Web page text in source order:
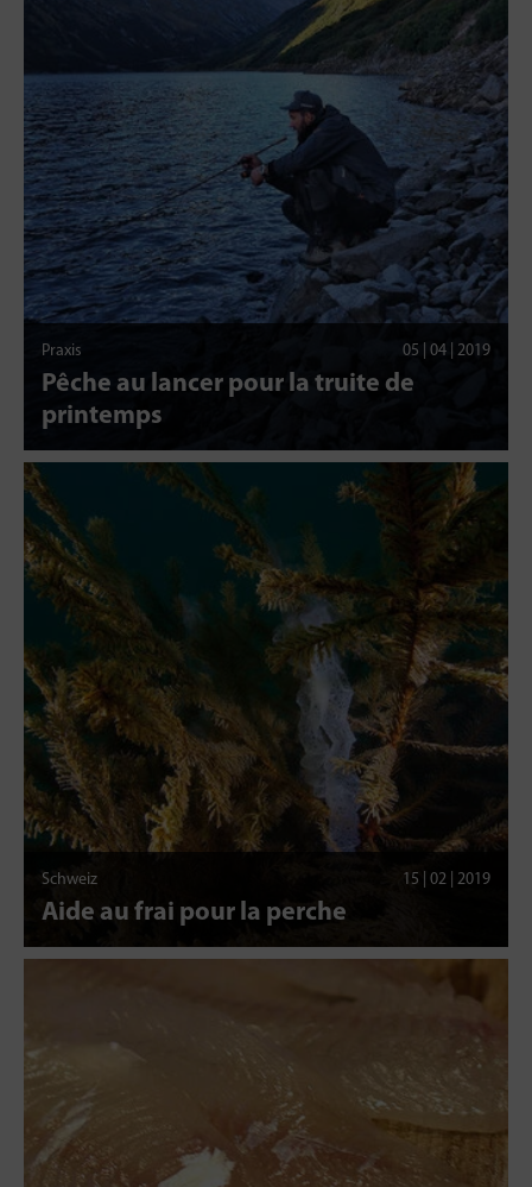
Praxis 05 | 04 | 2019
Pêche au lancer pour la truite de
printemps
Schweiz 15 | 02 | 2019
Aide au frai pour la perche